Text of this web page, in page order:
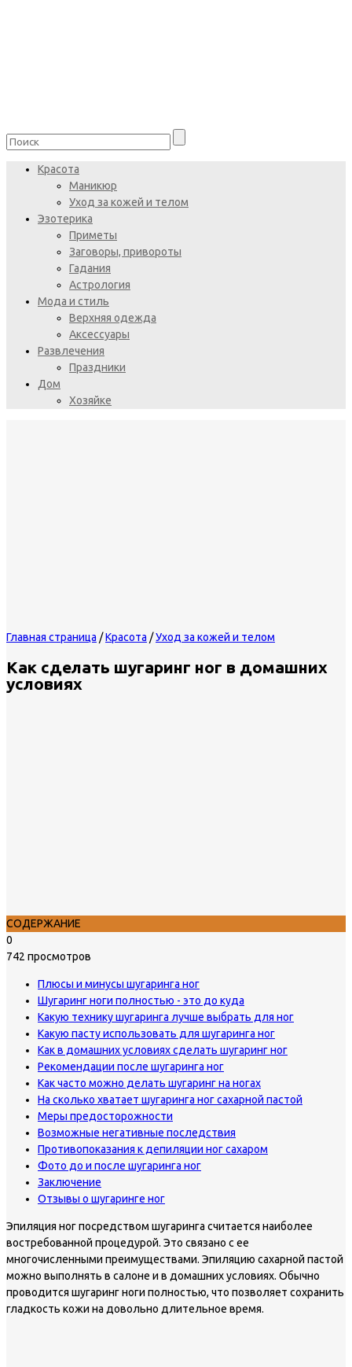
Красота
Маникюр
Уход за кожей и телом
Эзотерика
Приметы
Заговоры, привороты
Гадания
Астрология
Мода и стиль
Верхняя одежда
Аксессуары
Развлечения
Праздники
Дом
Хозяйке
Главная страница /Красота /Уход за кожей и телом
Как сделать шугаринг ног в домашних
условиях
СОДЕРЖАНИЕ
0
742 просмотров
Плюсы и минусы шугаринга ног
Шугаринг ноги полностью - это до куда
Какую технику шугаринга лучше выбрать для ног
Какую пасту использовать для шугаринга ног
Как в домашних условиях сделать шугаринг ног
Рекомендации после шугаринга ног
Как часто можно делать шугаринг на ногах
На сколько хватает шугаринга ног сахарной пастой
Меры предосторожности
Возможные негативные последствия
Противопоказания к депиляции ног сахаром
Фото до и после шугаринга ног
Заключение
Отзывы о шугаринге ног
Эпиляция ног посредством шугаринга считается наиболее
востребованной процедурой. Это связано с ее
многочисленными преимуществами. Эпиляцию сахарной пастой
можно выполнять в салоне и в домашних условиях. Обычно
проводится шугаринг ноги полностью, что позволяет сохранить
гладкость кожи на довольно длительное время.